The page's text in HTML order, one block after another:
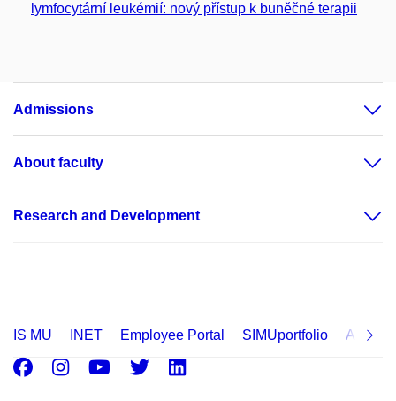
lymfocytární leukémií: nový přístup k buněčné terapii
Admissions
About faculty
Research and Development
IS MU INET Employee Portal SIMUportfolio
Facebook
Instagram
Youtube
Twitter